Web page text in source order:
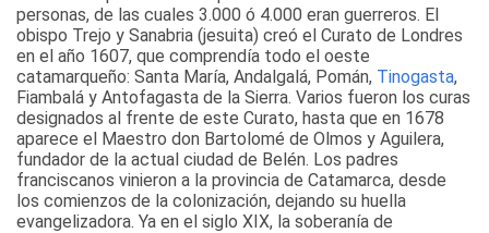
personas, de las cuales 3.000 ó 4.000 eran guerreros. El
obispo Trejo y Sanabria (jesuita) creó el Curato de Londres
en el año 1607, que comprendía todo el oeste
catamarqueño: Santa María, Andalgalá, Pomán, Tinogasta,
Fiambalá y Antofagasta de la Sierra. Varios fueron los curas
designados al frente de este Curato, hasta que en 1678
aparece el Maestro don Bartolomé de Olmos y Aguilera,
fundador de la actual ciudad de Belén. Los padres
franciscanos vinieron a la provincia de Catamarca, desde
los comienzos de la colonización, dejando su huella
evangelizadora. Ya en el siglo XIX, la soberanía de